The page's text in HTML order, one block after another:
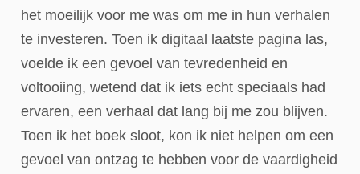
het moeilijk voor me was om me in hun verhalen
te investeren. Toen ik digitaal laatste pagina las,
voelde ik een gevoel van tevredenheid en
voltooiing, wetend dat ik iets echt speciaals had
ervaren, een verhaal dat lang bij me zou blijven.
Toen ik het boek sloot, kon ik niet helpen om een
gevoel van ontzag te hebben voor de vaardigheid